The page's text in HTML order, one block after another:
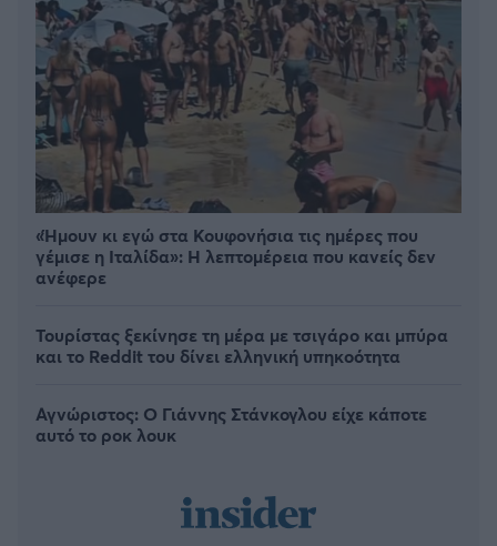
«Ήμουν κι εγώ στα Κουφονήσια τις ημέρες που
γέμισε η Ιταλίδα»: Η λεπτομέρεια που κανείς δεν
ανέφερε
Τουρίστας ξεκίνησε τη μέρα με τσιγάρο και μπύρα
και το Reddit του δίνει ελληνική υπηκοότητα
Αγνώριστος: O Γιάννης Στάνκογλου είχε κάποτε
αυτό το ροκ λουκ